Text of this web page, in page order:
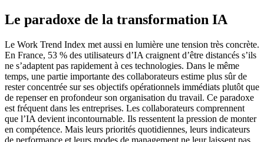
Le paradoxe de la transformation IA
Le Work Trend Index met aussi en lumière une tension très concrète.
En France, 53 % des utilisateurs d’IA craignent d’être distancés s’ils
ne s’adaptent pas rapidement à ces technologies. Dans le même
temps, une partie importante des collaborateurs estime plus sûr de
rester concentrée sur ses objectifs opérationnels immédiats plutôt que
de repenser en profondeur son organisation du travail. Ce paradoxe
est fréquent dans les entreprises. Les collaborateurs comprennent
que l’IA devient incontournable. Ils ressentent la pression de monter
en compétence. Mais leurs priorités quotidiennes, leurs indicateurs
de performance et leurs modes de management ne leur laissent pas